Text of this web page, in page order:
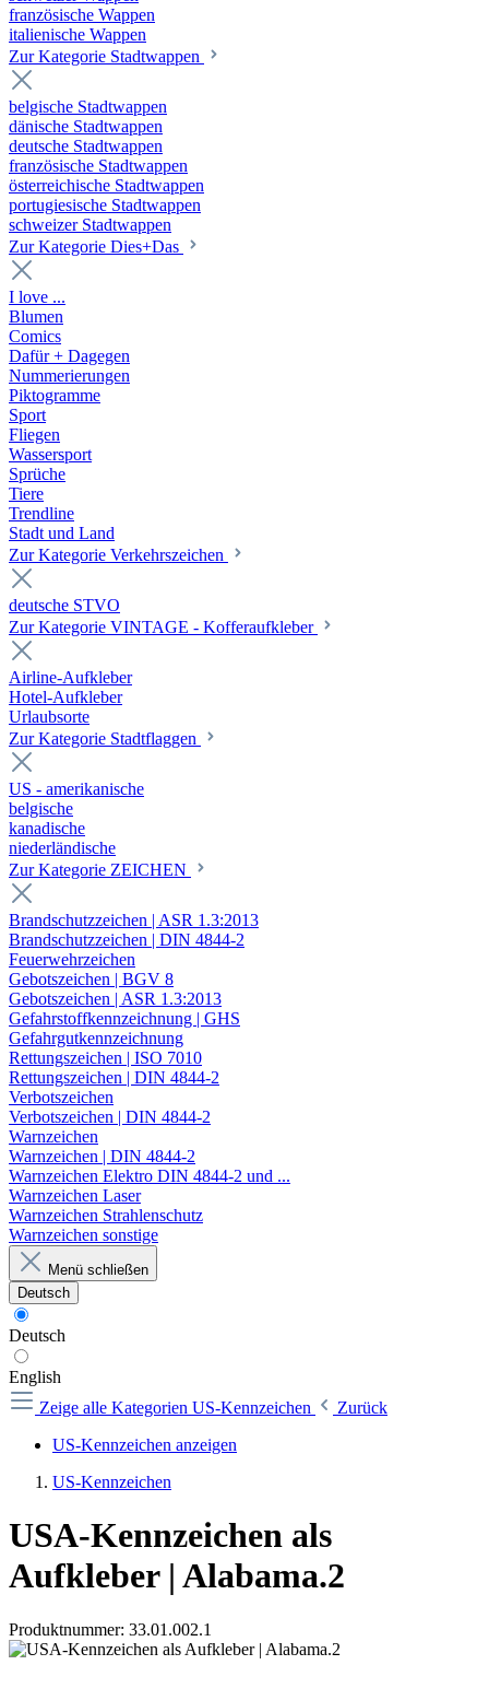
französische Wappen
italienische Wappen
Zur Kategorie Stadtwappen
belgische Stadtwappen
dänische Stadtwappen
deutsche Stadtwappen
französische Stadtwappen
österreichische Stadtwappen
portugiesische Stadtwappen
schweizer Stadtwappen
Zur Kategorie Dies+Das
I love ...
Blumen
Comics
Dafür + Dagegen
Nummerierungen
Piktogramme
Sport
Fliegen
Wassersport
Sprüche
Tiere
Trendline
Stadt und Land
Zur Kategorie Verkehrszeichen
deutsche STVO
Zur Kategorie VINTAGE - Kofferaufkleber
Airline-Aufkleber
Hotel-Aufkleber
Urlaubsorte
Zur Kategorie Stadtflaggen
US - amerikanische
belgische
kanadische
niederländische
Zur Kategorie ZEICHEN
Brandschutzzeichen | ASR 1.3:2013
Brandschutzzeichen | DIN 4844-2
Feuerwehrzeichen
Gebotszeichen | BGV 8
Gebotszeichen | ASR 1.3:2013
Gefahrstoffkennzeichnung | GHS
Gefahrgutkennzeichnung
Rettungszeichen | ISO 7010
Rettungszeichen | DIN 4844-2
Verbotszeichen
Verbotszeichen | DIN 4844-2
Warnzeichen
Warnzeichen | DIN 4844-2
Warnzeichen Elektro DIN 4844-2 und ...
Warnzeichen Laser
Warnzeichen Strahlenschutz
Warnzeichen sonstige
Menü schließen
Deutsch
Deutsch
English
Zeige alle Kategorien US-Kennzeichen
Zurück
US-Kennzeichen anzeigen
US-Kennzeichen
USA-Kennzeichen als
Aufkleber | Alabama.2
Produktnummer: 33.01.002.1